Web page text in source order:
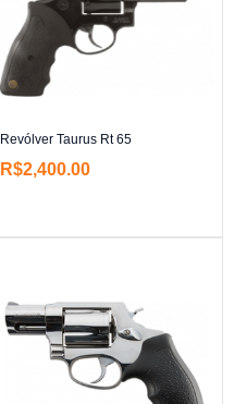
Revólver Taurus Rt 65
R$2,400.00